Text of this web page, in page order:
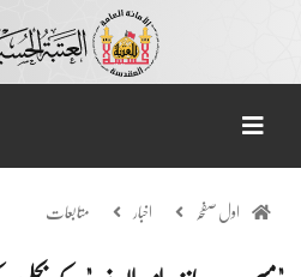
اول صفحہ اخبار متابعات